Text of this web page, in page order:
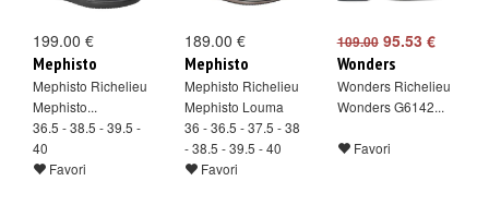
199.00 €
Mephisto
Mephisto Richelieu
Mephisto...
36.5 - 38.5 - 39.5 -
40
Favori
189.00 €
Mephisto
Mephisto Richelieu
Mephisto Louma
36 - 36.5 - 37.5 - 38
- 38.5 - 39.5 - 40
Favori
109.0095.53 €
Wonders
Wonders Richelieu
Wonders G6142...
Favori